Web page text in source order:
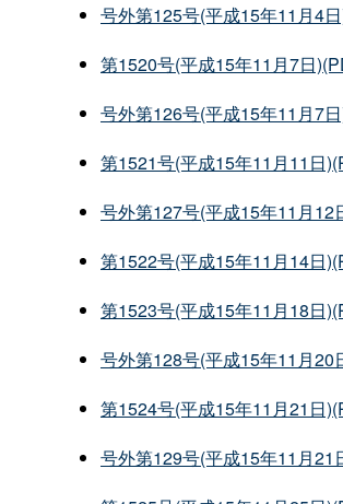
号外第125号(平成15年11月4
第1520号(平成15年11月7日
号外第126号(平成15年11月7
第1521号(平成15年11月11日
号外第127号(平成15年11月12
第1522号(平成15年11月14日
第1523号(平成15年11月18日
号外第128号(平成15年11月20
第1524号(平成15年11月21日
号外第129号(平成15年11月21